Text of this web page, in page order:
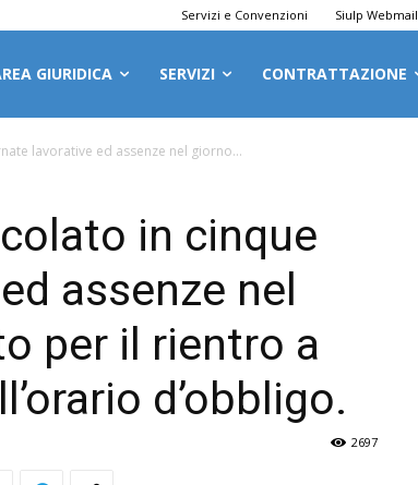
Servizi e Convenzioni Siulp Webmail
GIURIDICA SERVIZI CONTRATTAZIONE
lavorative ed assenze nel giorno...
in cinque
assenze nel
per il rientro a
d’obbligo.
2697